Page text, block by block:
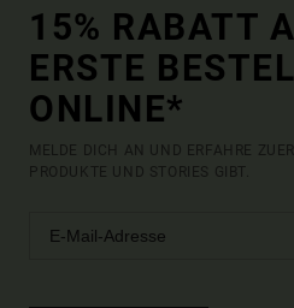
15% RABATT
ERSTE
ONLINE*
MELDE DICH AN UND ERFAHRE
PRODUKTE UND STORIES GIBT.